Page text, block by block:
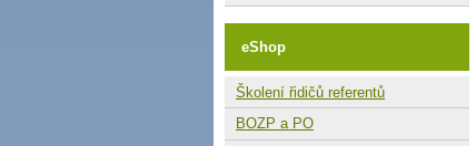
eShop
Školení řidičů referentů
BOZP a PO